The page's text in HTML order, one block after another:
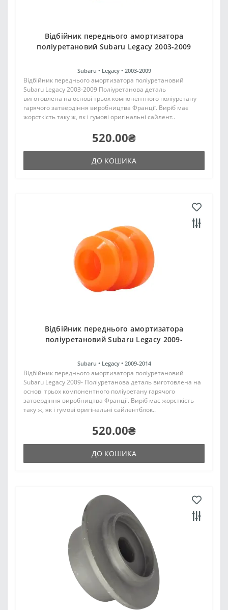
Відбійник переднього амортизатора
поліуретановий Subaru Legacy 2003-2009
Subaru • Legacy • 2003-2009
Відбійник переднього амортизатора поліуретановий
Subaru Legacy 2003-2009 Поліуретанова деталь
виготовлена на основі трьох компонентного поліуретану
гарячого затвердіння виробництва Франції. Виріб має
жорсткість таку ж, як і гумові оригінальні сайлент..
520.00₴
ДО КОШИКА
Відбійник переднього амортизатора
поліуретановий Subaru Legacy 2009-
Subaru • Legacy • 2009-2014
Відбійник переднього амортизатора поліуретановий
Subaru Legacy 2009- Поліуретанова деталь виготовлена на
основі трьох компонентного поліуретану гарячого
затвердіння виробництва Франції. Виріб має жорсткість
таку ж, як і гумові оригінальні сайлентблок..
520.00₴
ДО КОШИКА